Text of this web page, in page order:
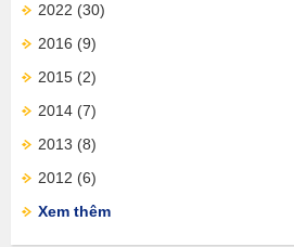
2022 (30)
2016 (9)
2015 (2)
2014 (7)
2013 (8)
2012 (6)
Xem thêm